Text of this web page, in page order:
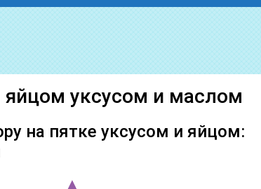
уксусом и маслом
на пятке уксусом и яйцом: